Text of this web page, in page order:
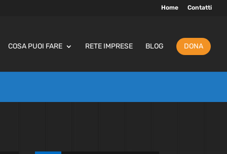
Home Contatti
COSA PUOI FARE RETE IMPRESE BLOG DONA